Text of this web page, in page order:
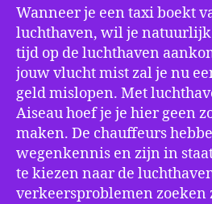
Wanneer je een taxi boekt
luchthaven, wil je natuurlijk
tijd op de luchthaven
jouw vlucht mist zal je nu
geld mislopen. Met
Aiseau hoef je je hier geen
maken. De chauffeurs
wegenkennis en zijn in
te kiezen naar de
verkeersproblemen zoeken